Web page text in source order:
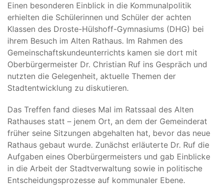
Einen besonderen Einblick in die Kommunalpolitik
erhielten die Schülerinnen und Schüler der achten
Klassen des Droste-Hülshoff-Gymnasiums (DHG) bei
ihrem Besuch im Alten Rathaus. Im Rahmen des
Gemeinschaftskundeunterrichts kamen sie dort mit
Oberbürgermeister Dr. Christian Ruf ins Gespräch und
nutzten die Gelegenheit, aktuelle Themen der
Stadtentwicklung zu diskutieren.
Das Treffen fand dieses Mal im Ratssaal des Alten
Rathauses statt – jenem Ort, an dem der Gemeinderat
früher seine Sitzungen abgehalten hat, bevor das neue
Rathaus gebaut wurde. Zunächst erläuterte Dr. Ruf die
Aufgaben eines Oberbürgermeisters und gab Einblicke
in die Arbeit der Stadtverwaltung sowie in politische
Entscheidungsprozesse auf kommunaler Ebene.